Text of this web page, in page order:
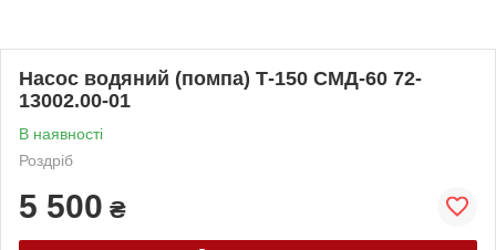
Насос водяний (помпа) Т-150 СМД-60 72-
13002.00-01
В наявності
Роздріб
5 500 ₴